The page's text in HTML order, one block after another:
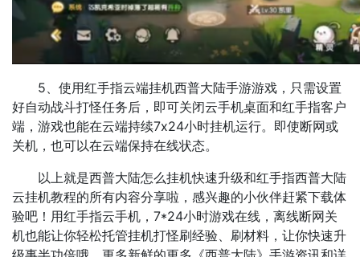
5、使用红手指云端挂机西普大陆手游游戏，只需设置
好自动战斗打怪任务后，即可关闭云手机桌面和红手指客户
端，游戏也能在云端持续7x24小时挂机运行。即使断网或
关机，也可以在云端保持在线状态。
以上就是西普大陆怎么挂机快速升级和红手指西普大陆
云挂机教程的所有内容分享啦，感兴趣的小伙伴赶紧下载体
验吧！用红手指云手机，7*24小时游戏在线，离线断网关
机也能让你轻松托管挂机打怪刷经验、刷材料，让你快速升